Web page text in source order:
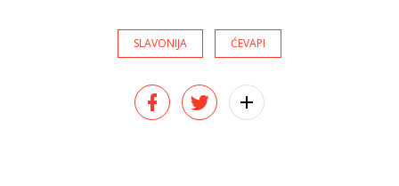
SLAVONIJA ĆEVAPI